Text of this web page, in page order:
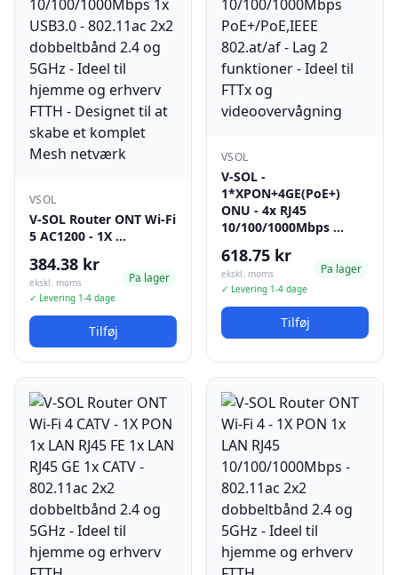
VSOL
V-SOL Router ONT Wi-Fi
5 AC1200 - 1X …
384.38 kr
ekskl. moms
✓ Levering 1-4 dage
Pa lager
Tilføj
VSOL
V-SOL -
1*XPON+4GE(PoE+)
ONU - 4x RJ45
10/100/1000Mbps …
618.75 kr
ekskl. moms
✓ Levering 1-4 dage
Pa lager
Tilføj